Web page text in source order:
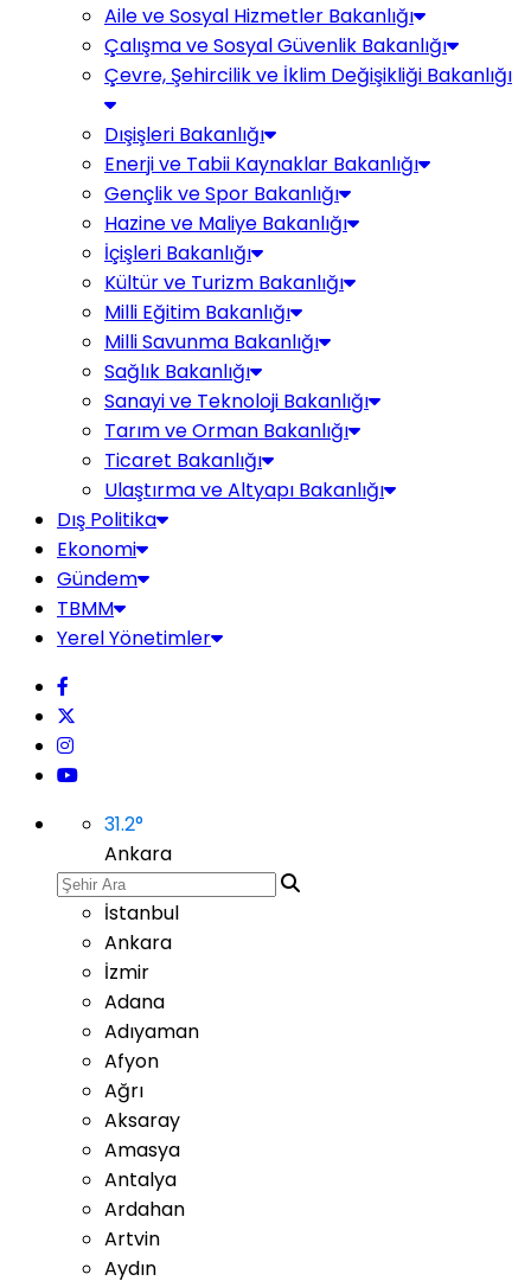
Aile ve Sosyal Hizmetler Bakanlığı
Çalışma ve Sosyal Güvenlik Bakanlığı
Çevre, Şehircilik ve İklim Değişikliği Bakanlığı
Dışişleri Bakanlığı
Enerji ve Tabii Kaynaklar Bakanlığı
Gençlik ve Spor Bakanlığı
Hazine ve Maliye Bakanlığı
İçişleri Bakanlığı
Kültür ve Turizm Bakanlığı
Milli Eğitim Bakanlığı
Milli Savunma Bakanlığı
Sağlık Bakanlığı
Sanayi ve Teknoloji Bakanlığı
Tarım ve Orman Bakanlığı
Ticaret Bakanlığı
Ulaştırma ve Altyapı Bakanlığı
Dış Politika
Ekonomi
Gündem
TBMM
Yerel Yönetimler
31.2°
Ankara
İstanbul
Ankara
İzmir
Adana
Adıyaman
Afyon
Ağrı
Aksaray
Amasya
Antalya
Ardahan
Artvin
Aydın